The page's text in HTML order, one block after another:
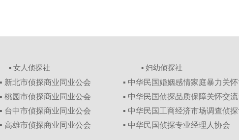
▪ 女人侦探社 ▪ 妇幼侦探社
▪ 新北市侦探商业同业公会
▪ 桃园市侦探商业同业公会
▪ 台中市侦探商业同业公会
▪ 高雄市侦探商业同业公会
▪ 中华民国婚姻感情家庭暴力关
▪ 中华民国侦探品质保障关怀交
▪ 中华民国工商经济市场调查侦
▪ 中华民国侦探专业经理人协会